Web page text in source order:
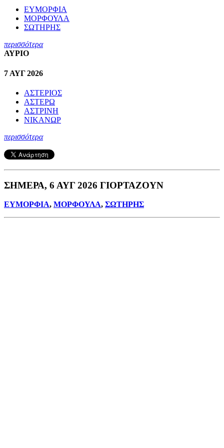
ΕΥΜΟΡΦΙΑ
ΜΟΡΦΟΥΛΑ
ΣΩΤΗΡΗΣ
περισσότερα
ΑΥΡΙΟ
7 ΑΥΓ 2026
ΑΣΤΕΡΙΟΣ
ΑΣΤΕΡΩ
ΑΣΤΡΙΝΗ
ΝΙΚΑΝΩΡ
περισσότερα
ΣΗΜΕΡΑ, 6 ΑΥΓ 2026 ΓΙΟΡΤΑΖΟΥΝ
ΕΥΜΟΡΦΙΑ, ΜΟΡΦΟΥΛΑ, ΣΩΤΗΡΗΣ